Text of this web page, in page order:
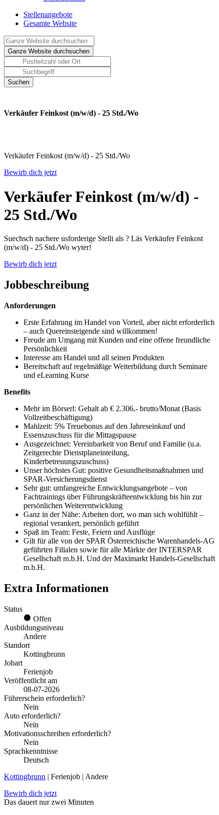
Stellenangebote
Gesamte Website
Verkäufer Feinkost (m/w/d) - 25 Std./Wo
Verkäufer Feinkost (m/w/d) - 25 Std./Wo
Bewirb dich jetzt
Verkäufer Feinkost (m/w/d) -
25 Std./Wo
Suechsch nachere usforderige Stelli als ? Läs Verkäufer Feinkost
(m/w/d) - 25 Std./Wo wyter!
Bewirb dich jetzt
Jobbeschreibung
Anforderungen
Erste Erfahrung im Handel von Vorteil, aber nicht erforderlich
– auch Quereinsteigende sind willkommen!
Freude am Umgang mit Kunden und eine offene freundliche
Persönlichkeit
Interesse am Handel und all seinen Produkten
Bereitschaft auf regelmäßige Weiterbildung durch Seminare
und eLearning Kurse
Benefits
Mehr im Börserl: Gehalt ab € 2.306,- brutto/Monat (Basis
Vollzeitbeschäftigung)
Mahlzeit: 5% Treuebonus auf den Jahreseinkauf und
Essenszuschuss für die Mittagspause
Ausgezeichnet: Vereinbarkeit von Beruf und Familie (u.a.
Zeitgerechte Dienstplaneinteilung,
Kinderbetreuungszuschuss)
Unser höchstes Gut: positive Gesundheitsmaßnahmen und
SPAR-Versicherungsdienst
Sehr gut: umfangreiche Entwicklungsangebote – von
Fachtrainings über Führungskräfteentwicklung bis hin zur
persönlichen Weiterentwicklung
Ganz in der Nähe: Arbeiten dort, wo man sich wohlfühlt –
regional verankert, persönlich geführt
Spaß im Team: Feste, Feiern und Ausflüge
Gilt für alle von der SPAR Österreichische Warenhandels-AG
geführten Filialen sowie für alle Märkte der INTERSPAR
Gesellschaft m.b.H. Und der Maximarkt Handels-Gesellschaft
m.b.H.
Extra Informationen
Status
Offen
Ausbildungsniveau
Andere
Standort
Kottingbrunn
Jobart
Ferienjob
Veröffentlicht am
08-07-2026
Führerschein erforderlich?
Nein
Auto erforderlich?
Nein
Motivationsschreiben erforderlich?
Nein
Sprachkenntnisse
Deutsch
Kottingbrunn | Ferienjob | Andere
Bewirb dich jetzt
Das dauert nur zwei Minuten